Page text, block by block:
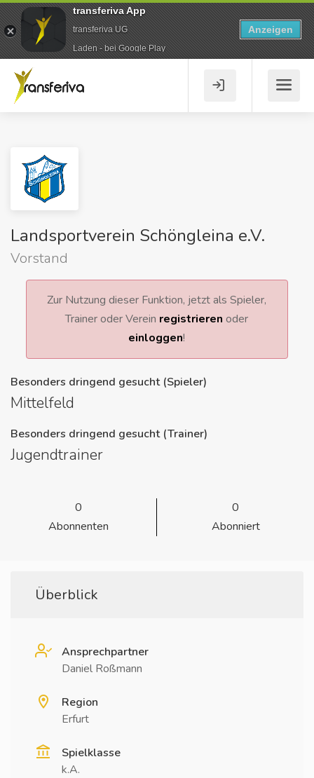
Landsportverein Schöngleina e.V.
Vorstand
Zur Nutzung dieser Funktion, jetzt als Spieler,
Trainer oder Verein registrieren oder
einloggen!
Besonders dringend gesucht (Spieler)
Mittelfeld
Besonders dringend gesucht (Trainer)
Jugendtrainer
0
Abonnenten
0
Abonniert
Überblick
Ansprechpartner
Daniel Roßmann
Region
Erfurt
Spielklasse
k.A.
transferiva App
transferiva UG
Laden - bei Google Play
Anzeigen